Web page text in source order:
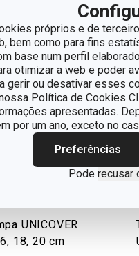
próprios e de
bem como para fins
base num perfil
otimizar a web e poder
gerir ou desativar esses
Política de Cookies
apresentadas.
por um ano, exceto no
Preferências
Pode recusar
UNICOVER
18, 20 cm